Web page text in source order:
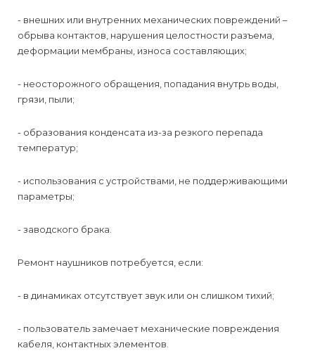
- внешних или внутренних механических повреждений –
обрыва контактов, нарушения целостности разъема,
деформации мембраны, износа составляющих;
- неосторожного обращения, попадания внутрь воды,
грязи, пыли;
- образования конденсата из-за резкого перепада
температур;
- использования с устройствами, не поддерживающими
параметры;
- заводского брака.
Ремонт наушников потребуется, если:
- в динамиках отсутствует звук или он слишком тихий;
- пользователь замечает механические повреждения
кабеля, контактных элементов.